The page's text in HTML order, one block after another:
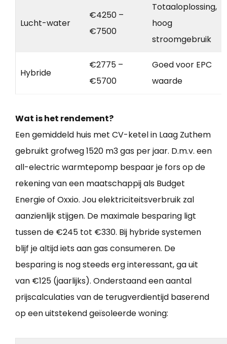
Lucht-water
€4250 –
€7500
Totaaloplossing,
hoog
stroomgebruik
Hybride
€2775 –
€5700
Goed voor EPC
waarde
Wat is het rendement?
Een gemiddeld huis met CV-ketel in Laag Zuthem
gebruikt grofweg 1520 m3 gas per jaar. D.m.v. een
all-electric warmtepomp bespaar je fors op de
rekening van een maatschappij als Budget
Energie of Oxxio. Jou elektriciteitsverbruik zal
aanzienlijk stijgen. De maximale besparing ligt
tussen de €245 tot €330. Bij hybride systemen
blijf je altijd iets aan gas consumeren. De
besparing is nog steeds erg interessant, ga uit
van €125 (jaarlijks). Onderstaand een aantal
prijscalculaties van de terugverdientijd baserend
op een uitstekend geïsoleerde woning: